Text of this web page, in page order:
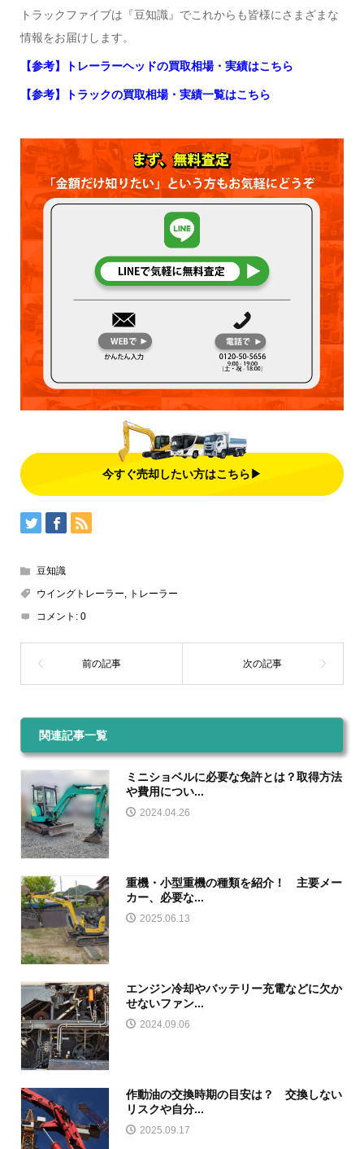
トラックファイブは『豆知識』でこれからも皆様にさまざまな
情報をお届けします。
【参考】トレーラーヘッドの買取相場・実績はこちら
【参考】トラックの買取相場・実績一覧はこちら
今すぐ売却したい方はこちら▶
豆知識
ウイングトレーラー, トレーラー
コメント: 0
関連記事一覧
ミニショベルに必要な免許とは？取得方法
や費用につい...
2024.04.26
重機・小型重機の種類を紹介！ 主要メー
カー、必要な...
2025.06.13
エンジン冷却やバッテリー充電などに欠か
せないファン...
2024.09.06
作動油の交換時期の目安は？ 交換しない
リスクや自分...
2025.09.17